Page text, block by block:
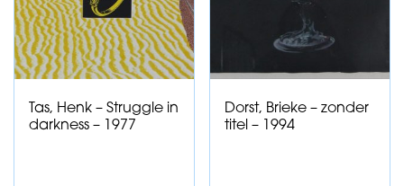
Tas, Henk – Struggle in
darkness – 1977
Dorst, Brieke – zonder
titel – 1994